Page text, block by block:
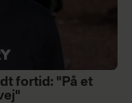
fortid: "På et